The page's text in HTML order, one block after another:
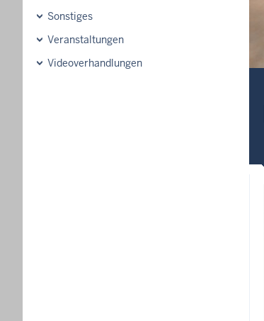
Sonstiges
Veranstaltungen
Videoverhandlungen